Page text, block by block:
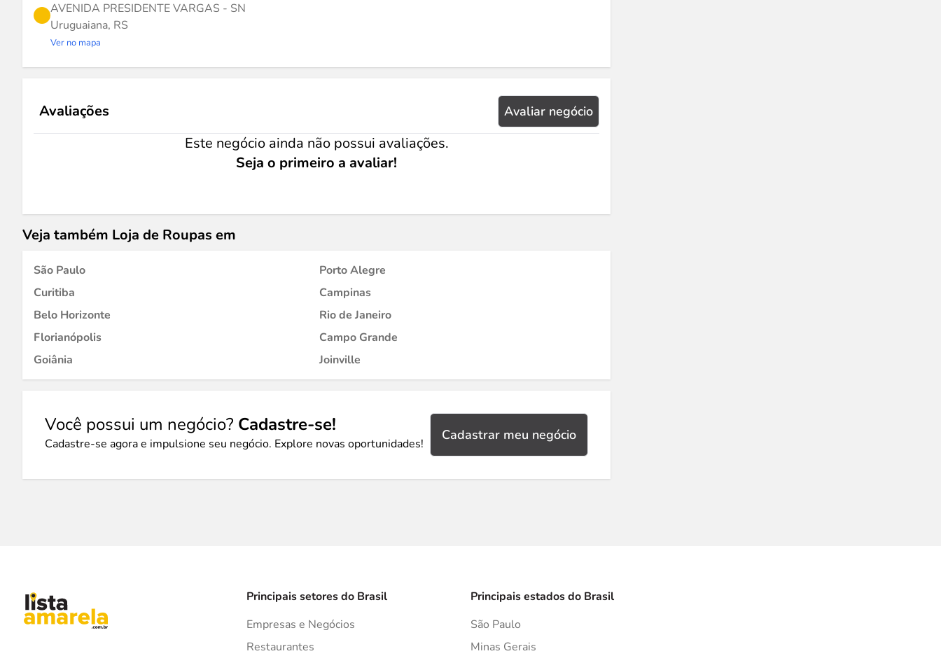
AVENIDA PRESIDENTE VARGAS - SN
Uruguaiana, RS
Ver no mapa
Avaliações Avaliar negócio
Este negócio ainda não possui avaliações.
Seja o primeiro a avaliar!
Veja também Loja de Roupas em
São Paulo
Porto Alegre
Curitiba
Campinas
Belo Horizonte
Rio de Janeiro
Florianópolis
Campo Grande
Goiânia
Joinville
Você possui um negócio? Cadastre-se!
Cadastre-se agora e impulsione seu negócio. Explore novas oportunidades!
Cadastrar meu negócio
Principais setores do Brasil
Empresas e Negócios
Restaurantes
Principais estados do Brasil
São Paulo
Minas Gerais